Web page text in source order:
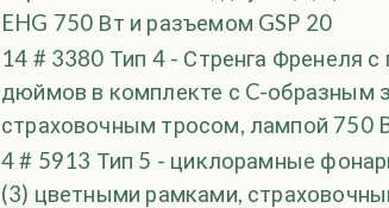
EHG 750 Вт и разъемом GSP 20
14 # 3380 Тип 4 - Стренга Френеля
дюймов в комплекте с C-образным
страховочным тросом, лампой 750
4 # 5913 Тип 5 - циклорамные
(3) цветными рамками,